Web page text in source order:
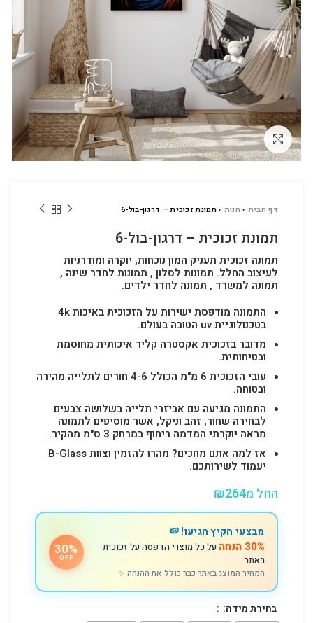
לחץ להגדלה
דף הבית» חנות»תמונת זכוכית – דרגון-בול-6
תמונת זכוכית – דרגון-בול-6
תמונה זכוכית תעניק המון נוכחות, יוקרה ומודרניות
לעיצוב החלל. תמונות לסלון , תמונות לחדר שינה ,
תמונה למשרד , תמונה לחדר ילדים.
התמונה מודפסת ישירות על הזכוכית באיכות 4k
בטכנולוגיית uv הטובה בעולם.
מדובר בזכוכית אקסטרה קליר איכותית מחוסמת
ובטיחותית.
עובי הזכוכית 6 מ"מ הכולל 4-6 חורים לתלייה מהירה
ובטוחה.
התמונה מגיעה עם אביזרי תלייה בשלושה צבעים
לבחירה שחור, זהב וניקל, אשר מוסיפים לתמונה
מראה יוקרתי המדמה ריחוף במרחק 3 ס"מ מהקיר.
אז למה אתם מחכים? מהרו להזמין וצוות B-Glass
יעמוד לשירותכם.
החל מ ₪264
מבצעי הקיץ הגיעו! 🍉
30% הנחה
על כל מוצרי הדפסה על זכוכית
באתר
המחיר המוצג באתר כבר כולל את ההנחה ✨
30%
OFF
בחירת מידה: